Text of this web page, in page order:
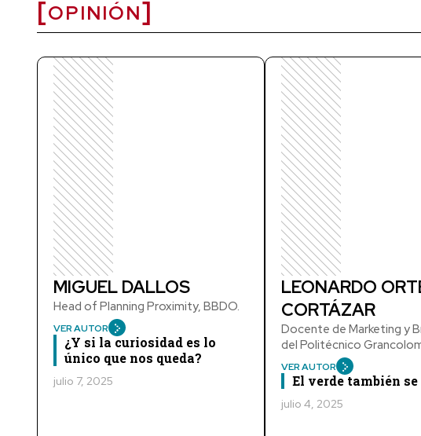
OPINIÓN
MIGUEL DALLOS
Head of Planning Proximity, BBDO.
VER AUTOR
¿Y si la curiosidad es lo
único que nos queda?
julio 7, 2025
LEONARDO
CORTÁZAR
Docente de Marketing y
del Politécnico
VER AUTOR
El verde también
julio 4, 2025